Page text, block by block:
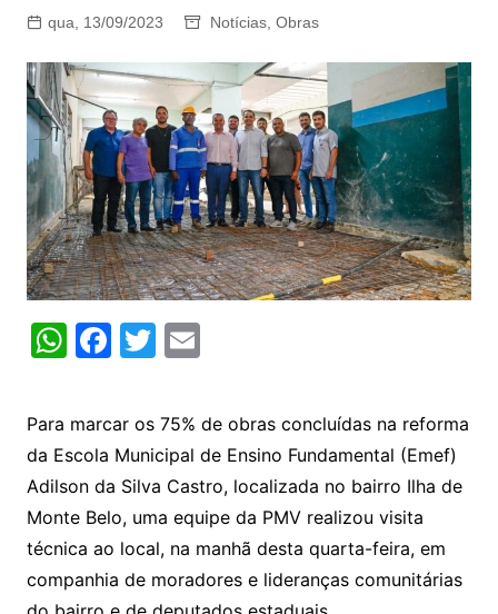
qua, 13/09/2023 Notícias, Obras
W
at
s
A
p
p
F
c
e
b
o
o
k
T
itt
er
E
ai
l
Para marcar os 75% de obras concluídas na reforma
da Escola Municipal de Ensino Fundamental (Emef)
Adilson da Silva Castro, localizada no bairro Ilha de
Monte Belo, uma equipe da PMV realizou visita
técnica ao local, na manhã desta quarta-feira, em
companhia de moradores e lideranças comunitárias